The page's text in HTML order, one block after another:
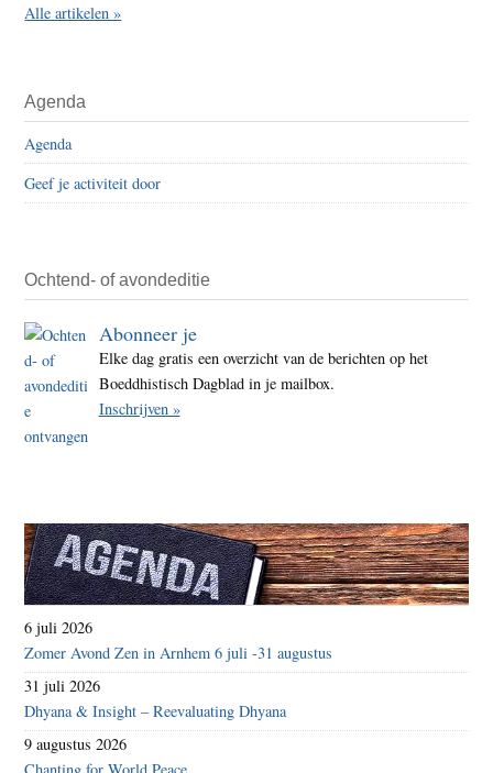
Alle artikelen »
Agenda
Agenda
Geef je activiteit door
Ochtend- of avondeditie
Abonneer je
Elke dag gratis een overzicht van de berichten op het
Boeddhistisch Dagblad in je mailbox.
Inschrijven »
6 juli 2026
Zomer Avond Zen in Arnhem 6 juli -31 augustus
31 juli 2026
Dhyana & Insight – Reevaluating Dhyana
9 augustus 2026
Chanting for World Peace